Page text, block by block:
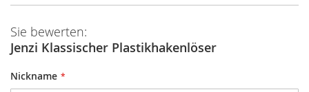
Sie bewerten:
Jenzi Klassischer Plastikhakenlöser
Nickname